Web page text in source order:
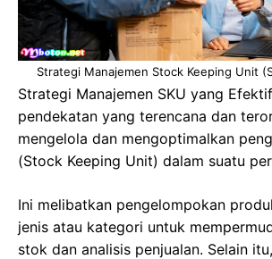
Strategi Manajemen Stock Keeping Unit
Strategi Manajemen SKU yang
pendekatan yang terencana dan
mengelola dan mengoptimalkan
(Stock Keeping Unit) dalam suatu
Ini melibatkan pengelompokan
jenis atau kategori untuk
stok dan analisis penjualan. Selain